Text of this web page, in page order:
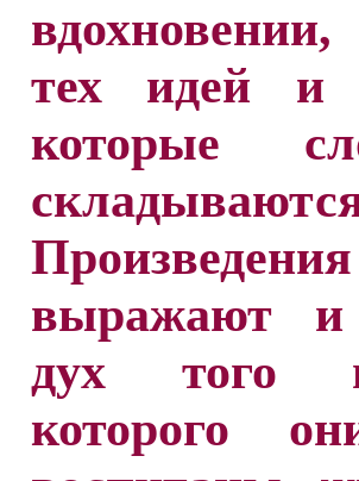
тех идей и
которые
выражают и
дух того
которого